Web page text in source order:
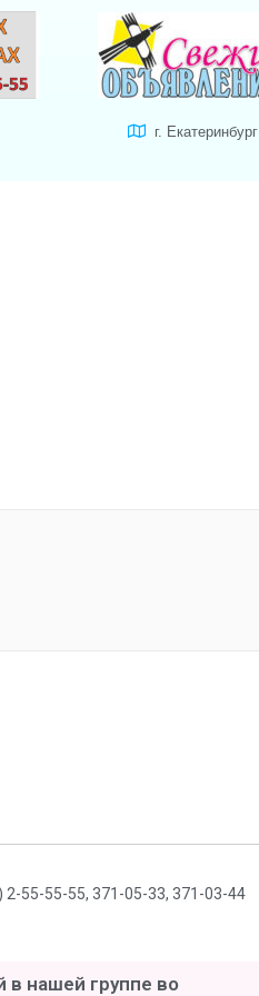
г. Екатеринбург
55-55-55, 371-05-33, 371-03-44
нашей группе во